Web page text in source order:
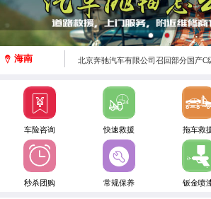
海南
梅赛德斯-奔驰（中国）汽车销售有限
口GLC SUV汽车
北京奔驰汽车有限公司召回部分国产C
梅赛德斯-奔驰（中国） 汽车销售有限
口E 43 AMG 4MATIC汽车
天津一汽丰田汽车有限公司召回部分卡
车险咨询 快速救援 拖车救
秒杀团购 常规保养 钣金喷